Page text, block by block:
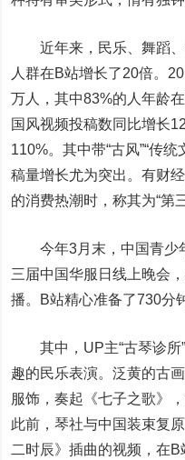
近年来，民乐、舞蹈、
人群在B站增长了20倍。
万人，其中83%的人年龄
国风视频投稿数同比增长
110%。其中带“古风”“传统
稿量增长尤为突出。有财
的消费热潮时，称其为“第
今年3月末，中国青少
三届中国华服日线上晚会
播。B站精心准备了730分
其中，UP主“古琴诊所”
趣的民乐表演。泛黄的古
服饰，奏起《七子之歌》
此前，琴社与中国装束复
二时辰》插曲的视频，在